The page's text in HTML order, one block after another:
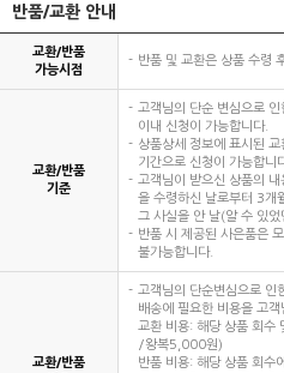
반품/교환 안내
교환/반품
가능시점
반품 및 교환은 상품 수령
교환/반품
기준
고객님의 단순 변심으로
이내 신청이 가능합니다.
상품상세 정보에 표시된
기간으로 신청이 가능합니
고객님이 받으신 상품의
을 수령하신 날로부터 3개
그 사실을 안 날(알 수 있
반품 시 제공된 사은품은
불가능합니다.
교환/반품
고객님의 단순변심으로
배송에 필요한 비용을 고
교환 비용: 해당 상품 회수
/왕복5,000원)
반품 비용: 해당 상품 회수